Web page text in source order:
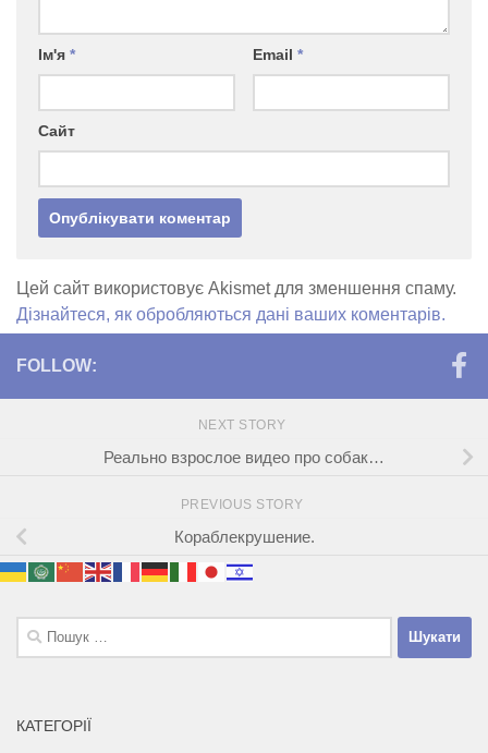
Ім'я * Email *
Сайт
Цей сайт використовує Akismet для зменшення спаму.
Дізнайтеся, як обробляються дані ваших коментарів.
FOLLOW:
NEXT STORY
Реально взрослое видео про собак…
PREVIOUS STORY
Кораблекрушение.
Пошук:
КАТЕГОРІЇ